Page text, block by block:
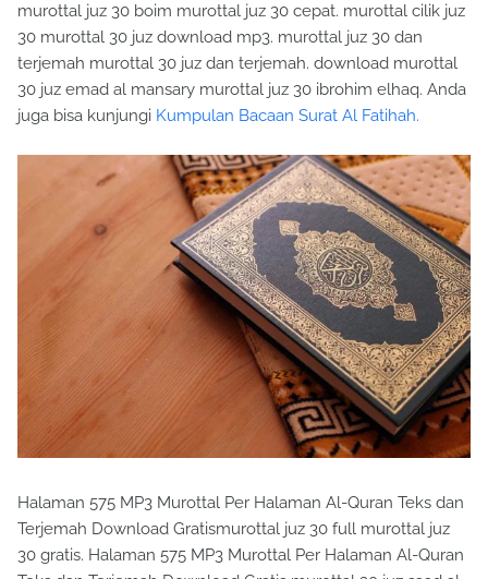
murottal juz 30 boim murottal juz 30 cepat. murottal cilik juz
30 murottal 30 juz download mp3. murottal juz 30 dan
terjemah murottal 30 juz dan terjemah. download murottal
30 juz emad al mansary murottal juz 30 ibrohim elhaq. Anda
juga bisa kunjungi Kumpulan Bacaan Surat Al Fatihah.
Halaman 575 MP3 Murottal Per Halaman Al-Quran Teks dan
Terjemah Download Gratismurottal juz 30 full murottal juz
30 gratis. Halaman 575 MP3 Murottal Per Halaman Al-Quran